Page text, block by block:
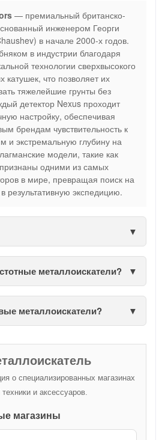
— премиальный британско-
инженером Георги
в начале 2000-х годов.
в индустрии благодаря
технологии сверхвысокого
катушек, что позволяет их
тяжелейшие грунты без
детектор Nexus проходит
настройку, обеспечивая
брендам чувствительность к
экстремальную глубину на
модели, такие как
одними из самых
в мире, превращая поиск на
результативную экспедицию.
металлоискатели?
металлоискатели?
о специализированных магазинах
и аксессуаров.
магазины